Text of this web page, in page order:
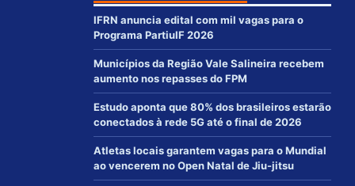
IFRN anuncia edital com mil vagas para o
Programa PartiuIF 2026
Municípios da Região Vale Salineira recebem
aumento nos repasses do FPM
Estudo aponta que 80% dos brasileiros estarão
conectados à rede 5G até o final de 2026
Atletas locais garantem vagas para o Mundial
ao vencerem no Open Natal de Jiu-jitsu